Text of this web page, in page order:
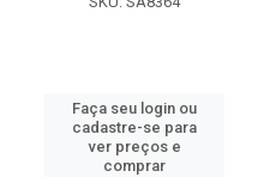
Faça seu login ou
cadastre-se para
ver preços e
comprar